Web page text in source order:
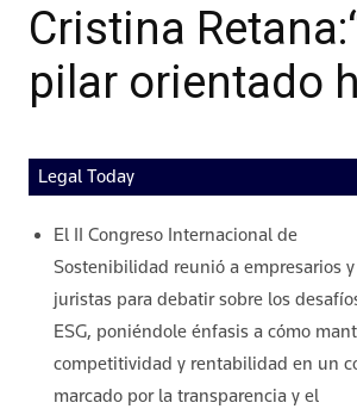
Cristina
pilar orientado
Legal Today
El II Congreso Internacional de
Sostenibilidad reunió a empresarios y
juristas para debatir sobre los
ESG, poniéndole énfasis a cómo
competitividad y rentabilidad en un
marcado por la transparencia y el